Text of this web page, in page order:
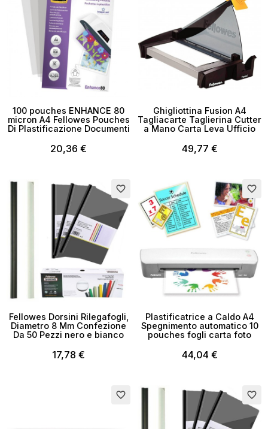
100 pouches ENHANCE 80
micron A4 Fellowes Pouches
Di Plastificazione Documenti
20,36 €
Ghigliottina Fusion A4
Tagliacarte Taglierina Cutter
a Mano Carta Leva Ufficio
49,77 €
favorite_border
Fellowes Dorsini Rilegafogli,
Diametro 8 Mm Confezione
Da 50 Pezzi nero e bianco
17,78 €
favorite_border
Plastificatrice a Caldo A4
Spegnimento automatico 10
pouches fogli carta foto
44,04 €
favorite_border favorite_border